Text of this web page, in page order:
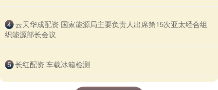
4 ​云天华成配资 国家能源局主要负责人出席第15次亚太经合组
织能源部长会议
5 ​长红配资 车载冰箱检测